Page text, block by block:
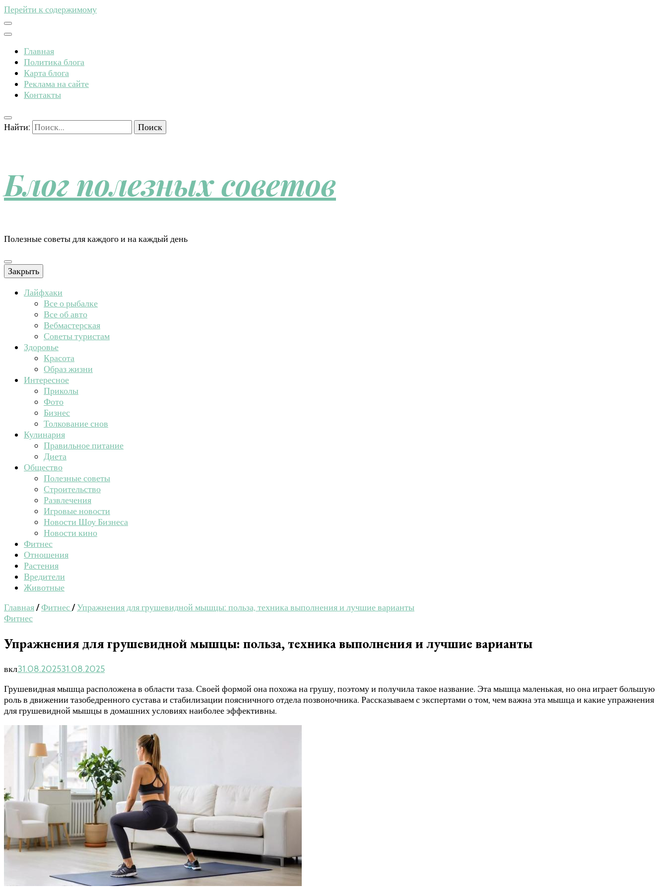
Перейти к содержимому
Главная
Политика блога
Карта блога
Реклама на сайте
Контакты
Найти:
Блог полезных советов
Полезные советы для каждого и на каждый день
Закрыть
Лайфхаки
Все о рыбалке
Все об авто
Вебмастерская
Советы туристам
Здоровье
Красота
Образ жизни
Интересное
Приколы
Фото
Бизнес
Толкование снов
Кулинария
Правильное питание
Диета
Общество
Полезные советы
Строительство
Развлечения
Игровые новости
Новости Шоу Бизнеса
Новости кино
Фитнес
Отношения
Растения
Вредители
Животные
Главная/Фитнес/Упражнения для грушевидной мышцы: польза, техника выполнения и лучшие варианты
Фитнес
Упражнения для грушевидной мышцы: польза, техника выполнения и лучшие варианты
вкл31.08.202531.08.2025
Грушевидная мышца расположена в области таза. Своей формой она похожа на грушу, поэтому и получила такое название. Эта мышца маленькая, но она играет большую
роль в движении тазобедренного сустава и стабилизации поясничного отдела позвоночника. Рассказываем с экспертами о том, чем важна эта мышца и какие упражнения
для грушевидной мышцы в домашних условиях наиболее эффективны.